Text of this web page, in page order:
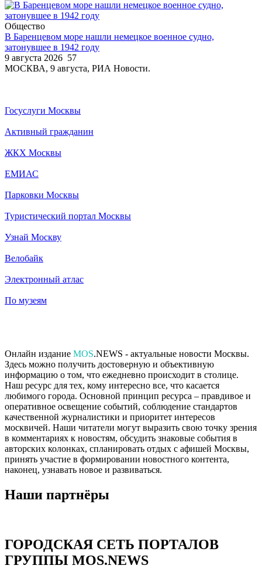
Общество
В Баренцевом море нашли немецкое военное судно,
затонувшее в 1942 году
9 августа 2026 57
МОСКВА, 9 августа, РИА Новости.
Госуслуги Москвы
Активный гражданин
ЖКХ Москвы
ЕМИАС
Парковки Москвы
Туристический портал Москвы
Узнай Москву
Велобайк
Электронный атлас
По музеям
Онлайн издание MOS.NEWS - актуальные новости Москвы.
Здесь можно получить достоверную и объективную
информацию о том, что ежедневно происходит в столице.
Наш ресурс для тех, кому интересно все, что касается
любимого города. Основной принцип ресурса – правдивое и
оперативное освещение событий, соблюдение стандартов
качественной журналистики и приоритет интересов
москвичей. Наши читатели могут выразить свою точку зрения
в комментариях к новостям, обсудить знаковые события в
авторских колонках, спланировать отдых с афишей Москвы,
принять участие в формировании новостного контента,
наконец, узнавать новое и развиваться.
Наши партнёры
ГОРОДСКАЯ СЕТЬ ПОРТАЛОВ
ГРУППЫ MOS.NEWS